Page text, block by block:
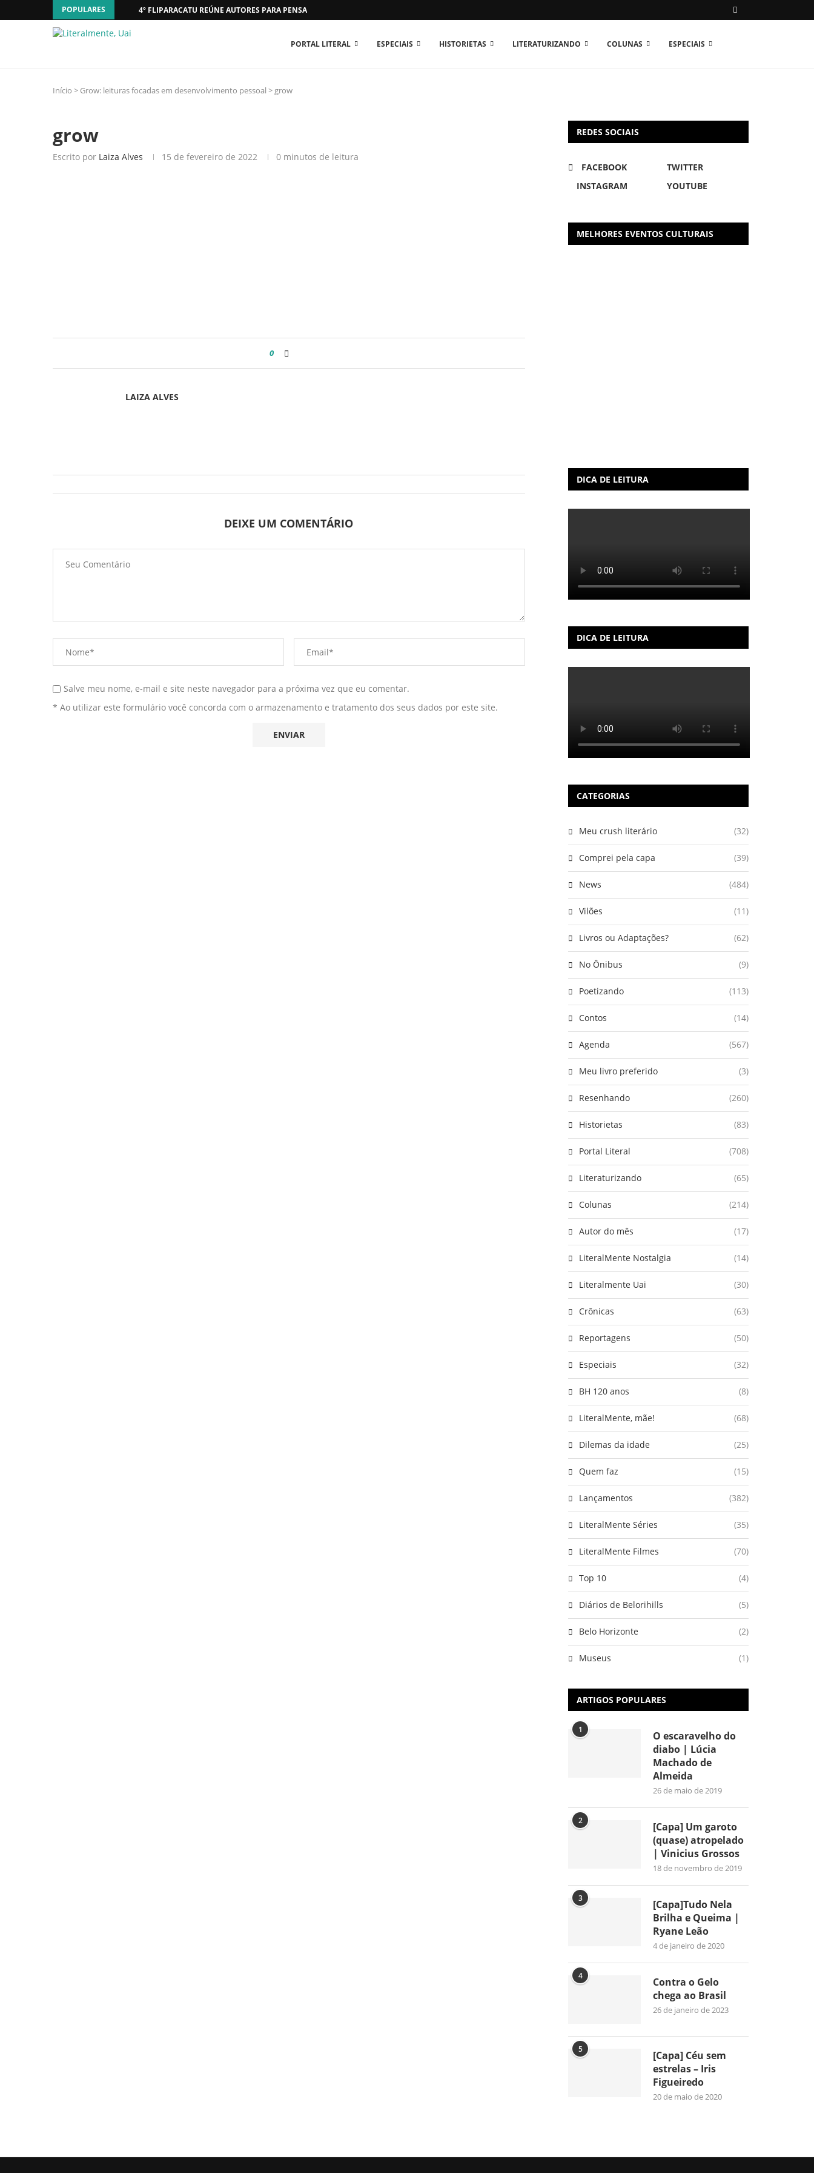
POPULARES 4º FLIPARACATU REÚNE AUTORES PARA PENSAR O MUNDO...
PORTAL LITERAL ESPECIAIS HISTORIETAS LITERATURIZANDO COLUNAS ESPECIAIS
Início > Grow: leituras focadas em desenvolvimento pessoal > grow
grow
Escrito por Laiza Alves 15 de fevereiro de 2022 0 minutos de leitura
0
LAIZA ALVES
DEIXE UM COMENTÁRIO
Salve meu nome, e-mail e site neste navegador para a próxima vez que eu comentar.
* Ao utilizar este formulário você concorda com o armazenamento e tratamento dos seus dados por este site.
REDES SOCIAIS
FACEBOOK
TWITTER
INSTAGRAM
YOUTUBE
MELHORES EVENTOS CULTURAIS
DICA DE LEITURA
DICA DE LEITURA
CATEGORIAS
Meu crush literário (32)
Comprei pela capa (39)
News (484)
Vilões (11)
Livros ou Adaptações? (62)
No Ônibus (9)
Poetizando (113)
Contos (14)
Agenda (567)
Meu livro preferido (3)
Resenhando (260)
Historietas (83)
Portal Literal (708)
Literaturizando (65)
Colunas (214)
Autor do mês (17)
LiteralMente Nostalgia (14)
Literalmente Uai (30)
Crônicas (63)
Reportagens (50)
Especiais (32)
BH 120 anos (8)
LiteralMente, mãe! (68)
Dilemas da idade (25)
Quem faz (15)
Lançamentos (382)
LiteralMente Séries (35)
LiteralMente Filmes (70)
Top 10 (4)
Diários de Belorihills (5)
Belo Horizonte (2)
Museus (1)
ARTIGOS POPULARES
1
O escaravelho do
diabo | Lúcia
Machado de
Almeida
26 de maio de 2019
2
[Capa] Um garoto
(quase) atropelado
| Vinicius Grossos
18 de novembro de 2019
3
[Capa]Tudo Nela
Brilha e Queima |
Ryane Leão
4 de janeiro de 2020
4
Contra o Gelo
chega ao Brasil
26 de janeiro de 2023
5
[Capa] Céu sem
estrelas – Iris
Figueiredo
20 de maio de 2020